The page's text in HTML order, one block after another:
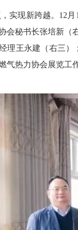
实现新跨越。12
会秘书长张培新（
理王永建（右三
气热力协会展览工